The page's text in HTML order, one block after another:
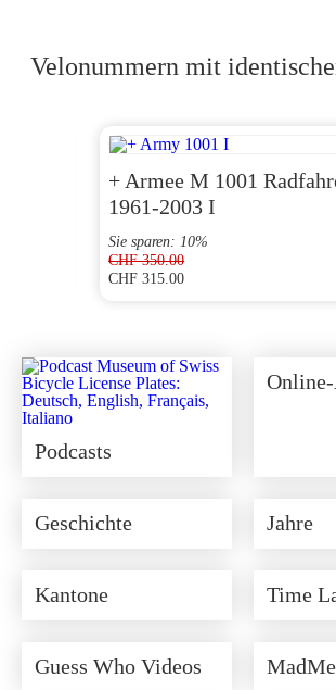
Velonummern mit
+ Armee M 1001
1961-2003 I
CHF350.00
CHF 315.00
Sie sparen: 10%
Podcasts
Geschichte Jahre
Kantone Time
Guess Who Videos